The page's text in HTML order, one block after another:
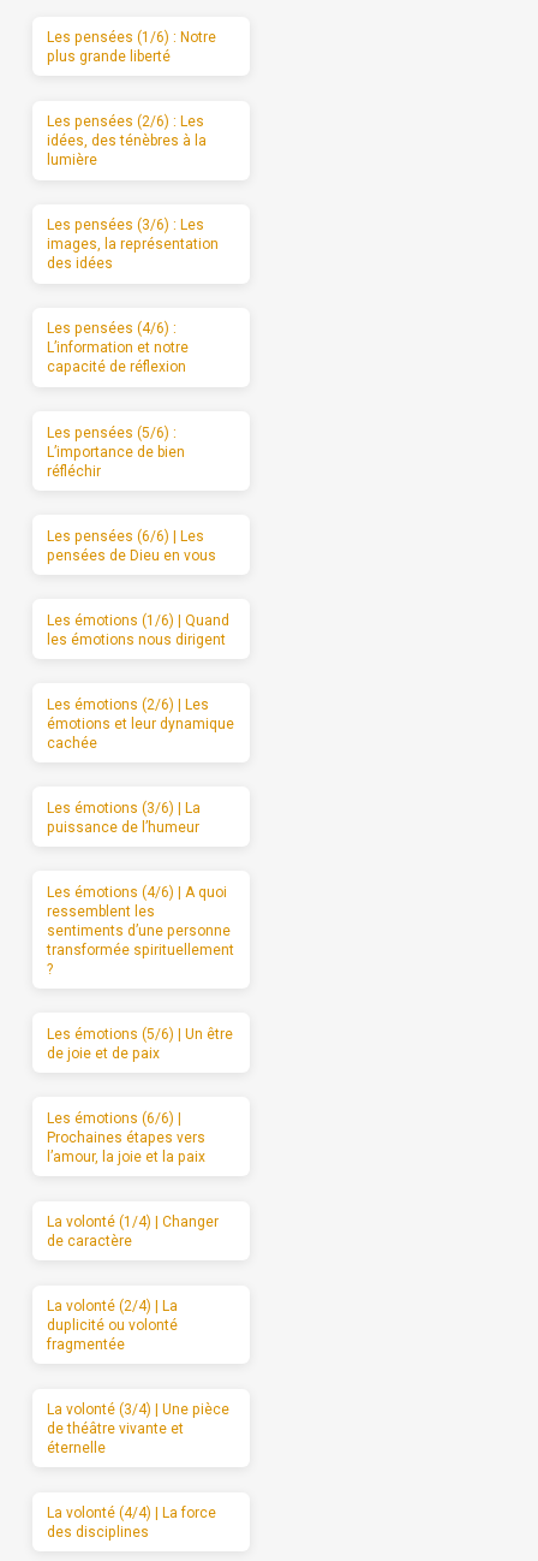
Les pensées (1/6) : Notre
plus grande liberté
Les pensées (2/6) : Les
idées, des ténèbres à la
lumière
Les pensées (3/6) : Les
images, la représentation
des idées
Les pensées (4/6) :
L’information et notre
capacité de réflexion
Les pensées (5/6) :
L’importance de bien
réfléchir
Les pensées (6/6) | Les
pensées de Dieu en vous
Les émotions (1/6) | Quand
les émotions nous dirigent
Les émotions (2/6) | Les
émotions et leur dynamique
cachée
Les émotions (3/6) | La
puissance de l’humeur
Les émotions (4/6) | A quoi
ressemblent les
sentiments d’une personne
transformée spirituellement
?
Les émotions (5/6) | Un être
de joie et de paix
Les émotions (6/6) |
Prochaines étapes vers
l’amour, la joie et la paix
La volonté (1/4) | Changer
de caractère
La volonté (2/4) | La
duplicité ou volonté
fragmentée
La volonté (3/4) | Une pièce
de théâtre vivante et
éternelle
La volonté (4/4) | La force
des disciplines